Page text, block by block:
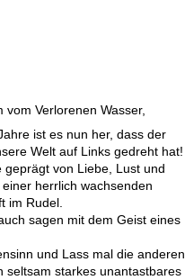
vom Verlorenen Wasser,
ist es nun her, dass der
Welt auf Links gedreht hat!
geprägt von Liebe, Lust und
herrlich wachsenden
im Rudel.
sagen mit dem Geist eines
und Lass mal die anderen
seltsam starkes unantastbares